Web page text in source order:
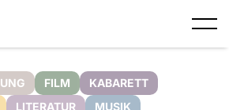
FILM
KABARETT
LITERATUR
MUSIK